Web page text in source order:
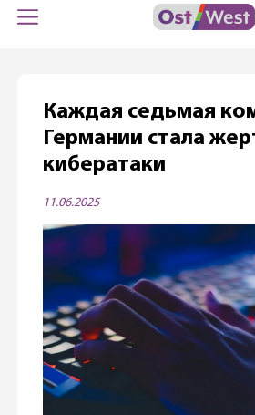
Каждая седьмая
Германии стала
кибератаки
11.06.2025